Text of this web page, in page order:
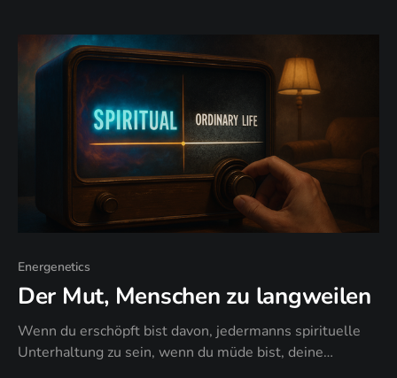
Energenetics
Der Mut, Menschen zu langweilen
Wenn du erschöpft bist davon, jedermanns spirituelle
Unterhaltung zu sein, wenn du müde bist, deine